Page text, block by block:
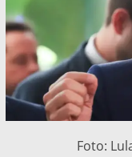
Foto: